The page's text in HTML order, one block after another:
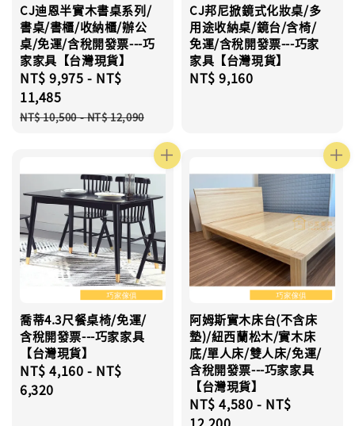
CJ迪恩半實木書桌系列/
書桌/書櫃/收納櫃/辦公
桌/免運/含稅開發票---巧
家家具【台灣現貨】
Sale
price
NT$ 9,975 - NT$
11,485
Regular
NT$ 10,500-NT$ 12,090
CJ邦尼掀鏡式化妝桌/多
用途收納桌/鏡台/含椅/
免運/含稅開發票---巧家
家具【台灣現貨】
Regular
NT$ 9,160
喬蒂4.3尺餐桌椅/免運/
含稅開發票---巧家家具
【台灣現貨】
Regular
price
NT$ 4,160 - NT$
6,320
阿姆斯實木床台(不含床
墊)/紐西蘭松木/實木床
底/單人床/雙人床/免運/
含稅開發票---巧家家具
【台灣現貨】
Regular
NT$ 4,580 - NT$